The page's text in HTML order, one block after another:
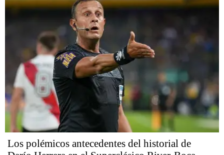
Los polémicos antecedentes del historial de